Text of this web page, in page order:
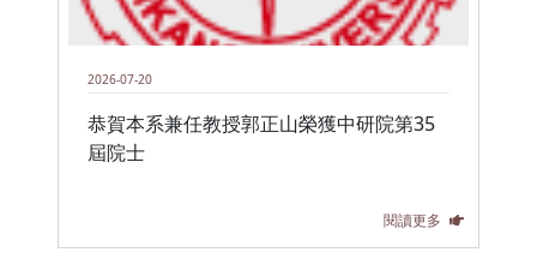
2026-07-20
恭賀本系兼任教授郭正山榮獲中研院第35
屆院士
閱讀更多